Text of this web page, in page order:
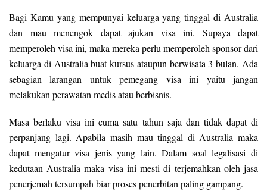
Bagi Kamu yang mempunyai keluarga yang tinggal di Australia
dan mau menengok dapat ajukan visa ini. Supaya dapat
memperoleh visa ini, maka mereka perlu memperoleh sponsor dari
keluarga di Australia buat kursus ataupun berwisata 3 bulan. Ada
sebagian larangan untuk pemegang visa ini yaitu jangan
melakukan perawatan medis atau berbisnis.
Masa berlaku visa ini cuma satu tahun saja dan tidak dapat di
perpanjang lagi. Apabila masih mau tinggal di Australia maka
dapat mengatur visa jenis yang lain. Dalam soal legalisasi di
kedutaan Australia maka visa ini mesti di terjemahkan oleh jasa
penerjemah tersumpah biar proses penerbitan paling gampang.